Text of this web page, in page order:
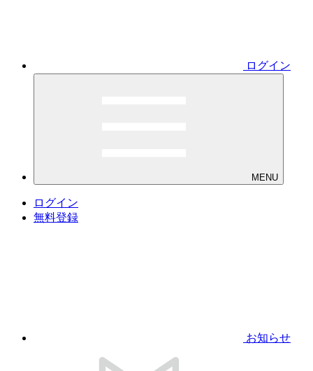
ログイン
MENU
ログイン
無料登録
お知らせ